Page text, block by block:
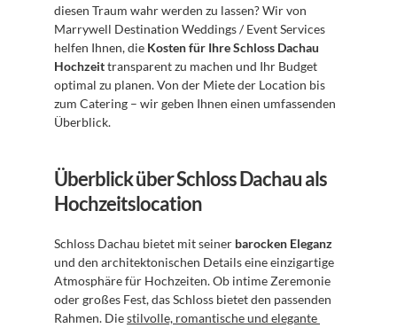
diesen Traum wahr werden zu lassen? Wir von
Marrywell Destination Weddings / Event Services
helfen Ihnen, die Kosten für Ihre Schloss Dachau
Hochzeit transparent zu machen und Ihr Budget
optimal zu planen. Von der Miete der Location bis
zum Catering – wir geben Ihnen einen umfassenden
Überblick.
Überblick über Schloss Dachau als
Hochzeitslocation
Schloss Dachau bietet mit seiner barocken Eleganz
und den architektonischen Details eine einzigartige
Atmosphäre für Hochzeiten. Ob intime Zeremonie
oder großes Fest, das Schloss bietet den passenden
Rahmen. Die stilvolle, romantische und elegante